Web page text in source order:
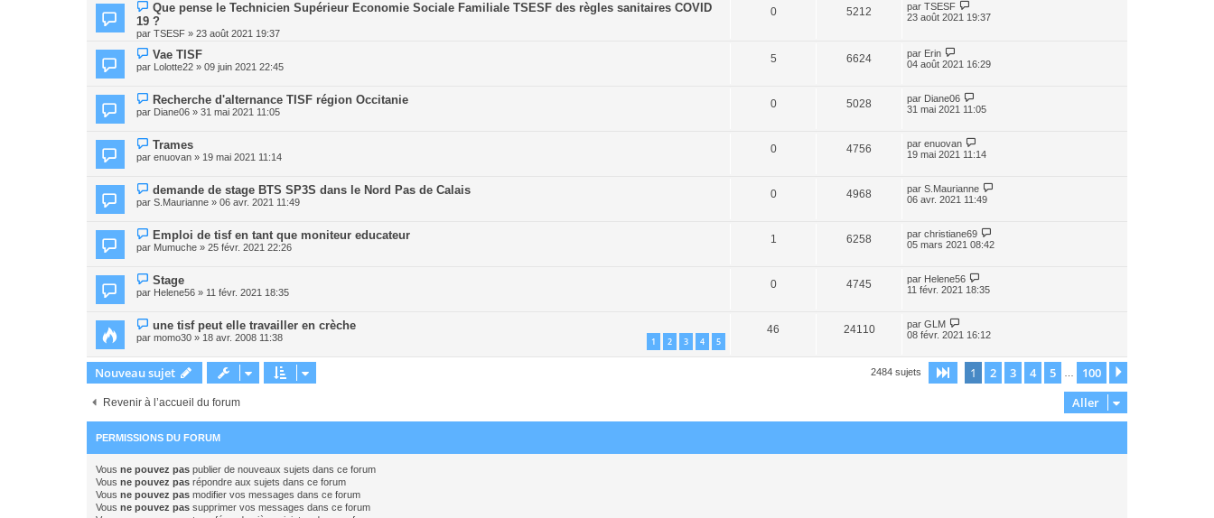
Que pense le Technicien Supérieur Economie Sociale Familiale TSESF des règles sanitaires COVID
19 ?
par TSESF » 23 août 2021 19:37
0 5212 par TSESF
23 août 2021 19:37
Vae TISF
par Lolotte22 » 09 juin 2021 22:45
5 6624 par Erin
04 août 2021 16:29
Recherche d'alternance TISF région Occitanie
par Diane06 » 31 mai 2021 11:05
0 5028 par Diane06
31 mai 2021 11:05
Trames
par enuovan » 19 mai 2021 11:14
0 4756 par enuovan
19 mai 2021 11:14
demande de stage BTS SP3S dans le Nord Pas de Calais
par S.Maurianne » 06 avr. 2021 11:49
0 4968 par S.Maurianne
06 avr. 2021 11:49
Emploi de tisf en tant que moniteur educateur
par Mumuche » 25 févr. 2021 22:26
1 6258 par christiane69
05 mars 2021 08:42
Stage
par Helene56 » 11 févr. 2021 18:35
0 4745 par Helene56
11 févr. 2021 18:35
une tisf peut elle travailler en crèche
par momo30 » 18 avr. 2008 11:38 1 2 3 4 5
46 24110 par GLM
08 févr. 2021 16:12
Nouveau sujet 2484 sujets Page sur100
1 2 3 4 5 100
Revenir à l’accueil du forum Aller
PERMISSIONS DU FORUM
Vous ne pouvez pas publier de nouveaux sujets dans ce forum
Vous ne pouvez pas répondre aux sujets dans ce forum
Vous ne pouvez pas modifier vos messages dans ce forum
Vous ne pouvez pas supprimer vos messages dans ce forum